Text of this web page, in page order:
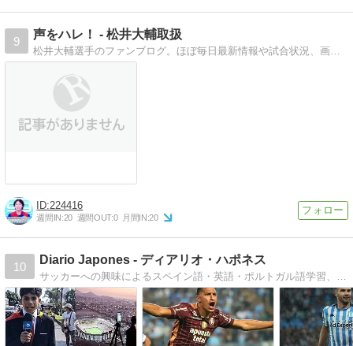
9
声をハレ！ - 松井大輔取扱
松井大輔選手のファンブログ。ほぼ毎日最新情報や試合状況、画像や動画などを紹介しています。
224416
週間IN:20 週間OUT:0 月間IN:20
10
Diario Japones - ディアリオ・ハポネス